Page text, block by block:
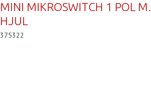
MINI MIKROSWITCH 1 POL M.
HJUL
375322